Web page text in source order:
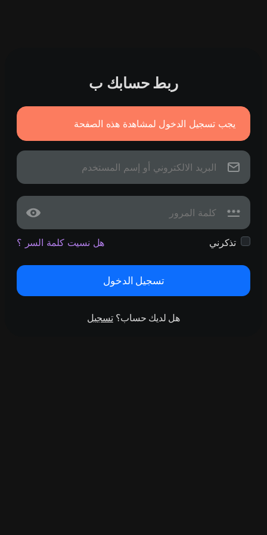
ربط حسابك ب
يجب تسجيل الدخول لمشاهدة هذه الصفحة
تذكرني هل نسيت كلمة السر ؟
تسجيل الدخول
هل لديك حساب؟تسجيل